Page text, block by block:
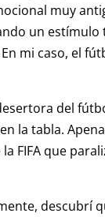
muy
un estímulo
mi caso, el
del
la tabla.
FIFA que
descubrí